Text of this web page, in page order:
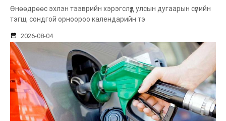
Өнөөдрөөс эхлэн тээврийн хэрэгслүүд улсын дугаарын сүүлийн
тэгш, сондгой орноороо календарийн тэ
2026-08-04